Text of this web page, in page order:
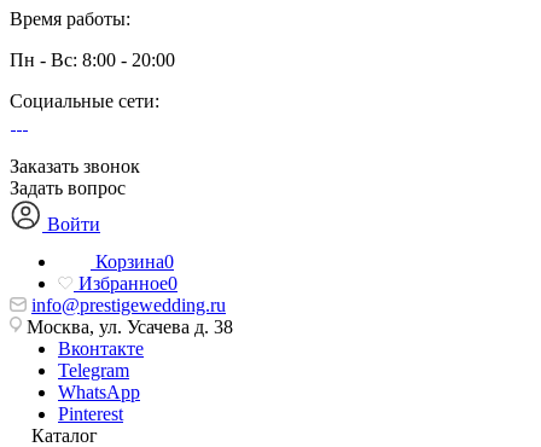
Время работы:
Пн - Вс: 8:00 - 20:00
Социальные сети:
Заказать звонок
Задать вопрос
Войти
Корзина0
Избранное0
info@prestigewedding.ru
Москва, ул. Усачева д. 38
Вконтакте
Telegram
WhatsApp
Pinterest
Каталог